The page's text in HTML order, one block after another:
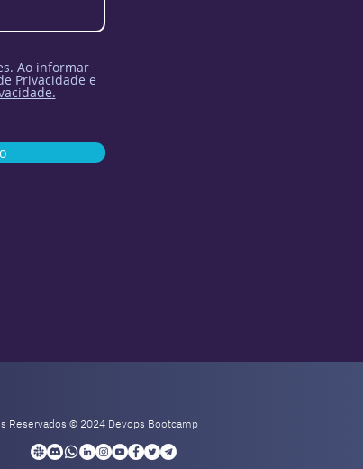
Ao informar
Privacidade e
Reservados © 2024 Devops Bootcamp